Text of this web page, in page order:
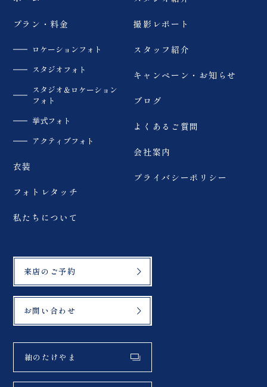
プラン・料金
ロケーションフォト
スタジオフォト
スタジオ＆ロケーション
フォト
挙式フォト
アクティブフォト
衣装
フォトレタッチ
私たちについて
撮影レポート
スタッフ紹介
キャンペーン・お知らせ
ブログ
よくあるご質問
会社案内
プライバシーポリシー
来店のご予約
お問い合わせ
紬のたけやま